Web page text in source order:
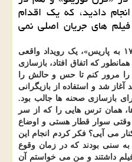
انجام دادید، که یک اقدام
های جریان اصلی نمی
خب، در مورد خاص «قطار ۱۵: ۱۷ به پاریس»، یک رویداد واقعی
که اتفاق افتاد، بازسازی
مرور کنم تا حس و حالش را
شد و استفاده از بازیگرانی
بازسازی صحنه ها جالب بود.
همان ترس هایی را که از سر
نه. وقتی سوار قطار هستی و اوضاع
می آیی؟ فکر کردم انجام این
به سنی بودند که در زمان وقوع
داشتند و من می خواستم آن